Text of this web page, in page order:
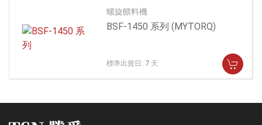
螺旋餵料機
BSF-1450 系列 (MYTORQ)
標準出貨日: 7 天